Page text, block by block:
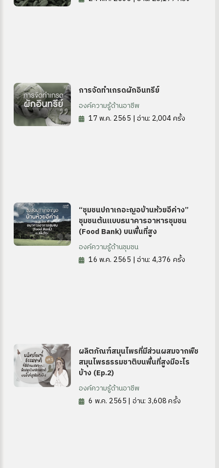
การจัดทำเกรดผักอินทรีย์
องค์ความรู้ด้านอาชีพ
17 พ.ค. 2565 | อ่าน: 2,004 ครั้ง
“ชุมชนปกาเกอะญอบ้านห้วยอีค่าง”
ชุมชนต้นแบบธนาคารอาหารชุมชน
(Food Bank) บนพื้นที่สูง
องค์ความรู้ด้านชุมชน
16 พ.ค. 2565 | อ่าน: 4,376 ครั้ง
ผลิตภัณฑ์สมุนไพรที่มีส่วนผสมจากพืช
สมุนไพรธรรมชาติบนพื้นที่สูงมีอะไร
บ้าง (Ep.2)
องค์ความรู้ด้านอาชีพ
6 พ.ค. 2565 | อ่าน: 3,608 ครั้ง
HKM
ความรู้